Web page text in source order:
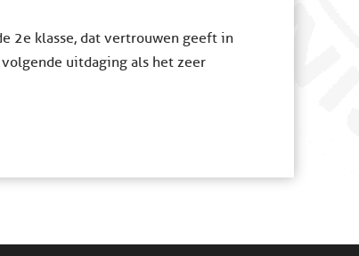
2e klasse, dat vertrouwen geeft in
uitdaging als het zeer